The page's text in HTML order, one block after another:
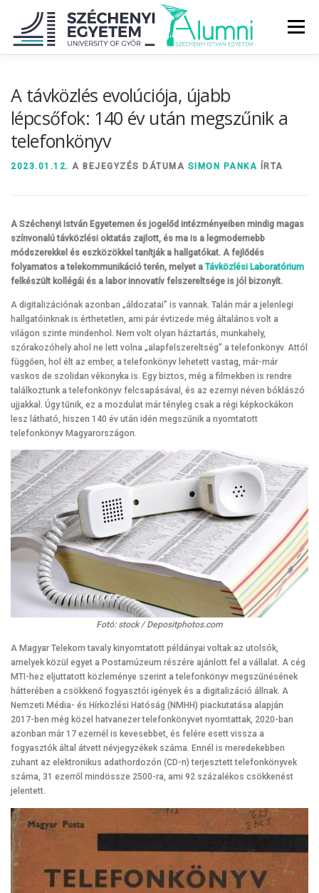
tartalomhoz
Menü
DIPLOMAÁTADÓ
A távközlés evolúciója, újabb
lépcsőfok: 140 év után megszűnik a
telefonkönyv
2023.01.12. A BEJEGYZÉS DÁTUMA SIMON PANKA ÍRTA
A Széchenyi István Egyetemen és jogelőd intézményeiben mindig magas
színvonalú távközlési oktatás zajlott, és ma is a legmodernebb
módszerekkel és eszközökkel tanítják a hallgatókat. A fejlődés
folyamatos a telekommunikáció terén, melyet a Távközlési Laboratórium
felkészült kollégái és a labor innovatív felszereltsége is jól bizonyít.
A digitalizációnak azonban „áldozatai” is vannak. Talán már a jelenlegi
hallgatóinknak is érthetetlen, ami pár évtizede még általános volt a
világon szinte mindenhol. Nem volt olyan háztartás, munkahely,
szórakozóhely ahol ne lett volna „alapfelszereltség” a telefonkönyv. Attól
függően, hol élt az ember, a telefonkönyv lehetett vastag, már-már
vaskos de szolidan vékonyka is. Egy biztos, még a filmekben is rendre
találkoztunk a telefonkönyv felcsapásával, és az ezernyi néven bóklászó
ujjakkal. Úgy tűnik, ez a mozdulat már tényleg csak a régi képkockákon
lesz látható, hiszen 140 év után idén megszűnik a nyomtatott
telefonkönyv Magyarországon.
Fotó: stock / Depositphotos.com
A Magyar Telekom tavaly kinyomtatott példányai voltak az utolsók,
amelyek közül egyet a Postamúzeum részére ajánlott fel a vállalat. A cég
MTI-hez eljuttatott közleménye szerint a telefonkönyv megszűnésének
hátterében a csökkenő fogyasztói igények és a digitalizáció állnak. A
Nemzeti Média- és Hírközlési Hatóság (NMHH) piackutatása alapján
2017-ben még közel hatvanezer telefonkönyvet nyomtattak, 2020-ban
azonban már 17 ezernél is kevesebbet, és felére esett vissza a
fogyasztók által átvett névjegyzékek száma. Ennél is meredekebben
zuhant az elektronikus adathordozón (CD-n) terjesztett telefonkönyvek
száma, 31 ezerről mindössze 2500-ra, ami 92 százalékos csökkenést
jelentett.